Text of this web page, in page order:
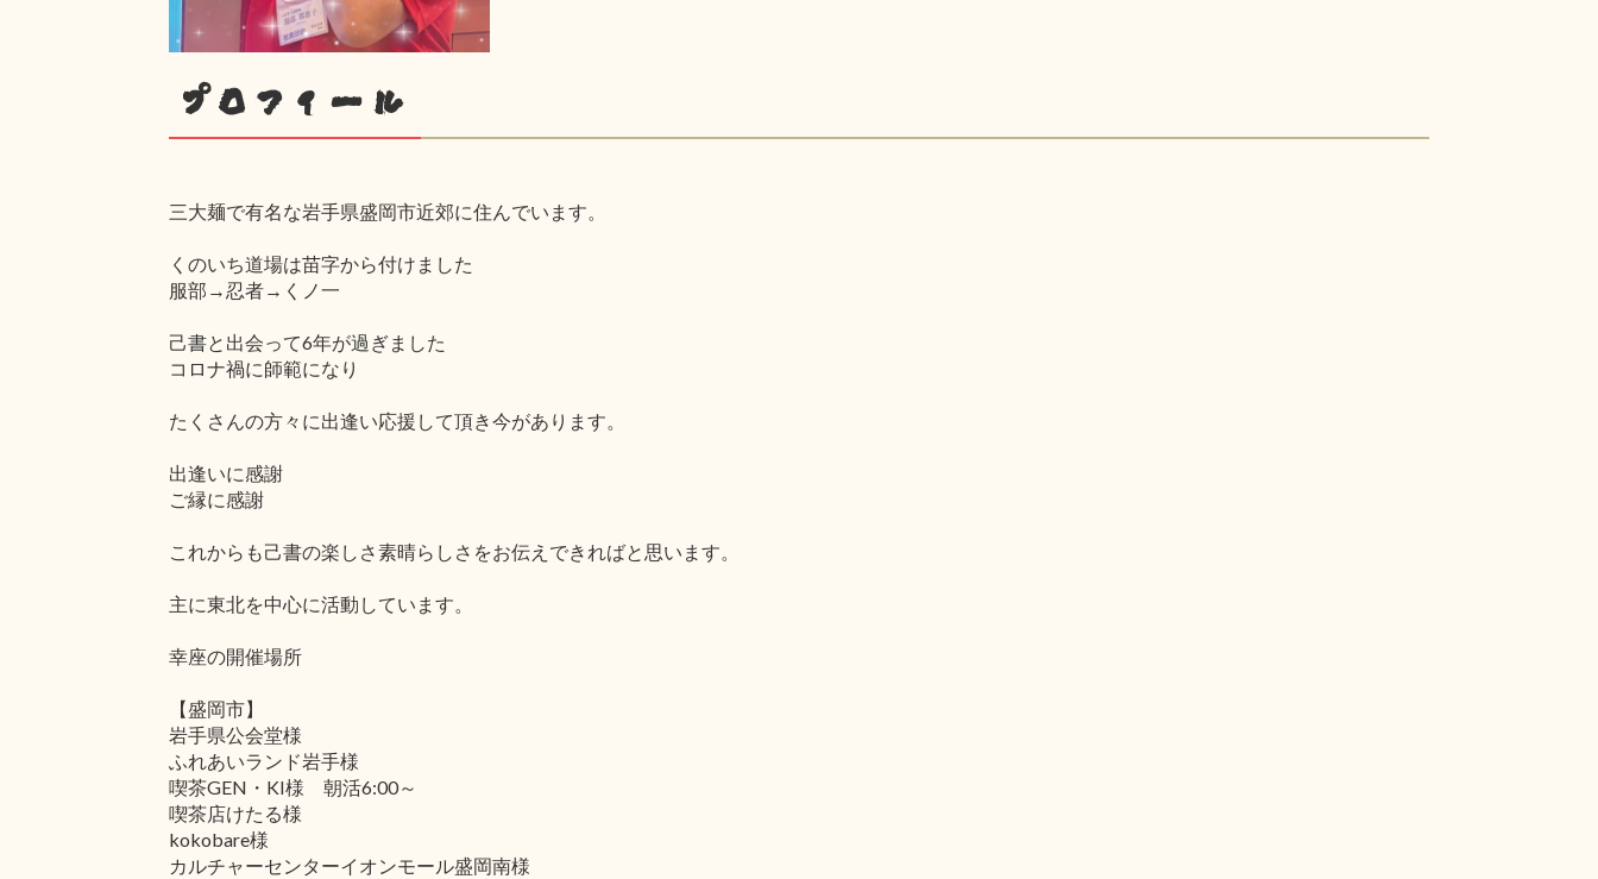
プロフィール
三大麺で有名な岩手県盛岡市近郊に住んでいます。
くのいち道場は苗字から付けました
服部→忍者→くノ一
己書と出会って6年が過ぎました
コロナ禍に師範になり
たくさんの方々に出逢い応援して頂き今があります。
出逢いに感謝
ご縁に感謝
これからも己書の楽しさ素晴らしさをお伝えできればと思います。
主に東北を中心に活動しています。
幸座の開催場所
【盛岡市】
岩手県公会堂様
ふれあいランド岩手様
喫茶GEN・KI様 朝活6:00～
喫茶店けたる様
kokobare様
カルチャーセンターイオンモール盛岡南様